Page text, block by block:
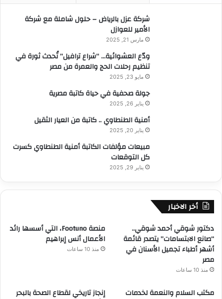
شركة عزل بالرياض – حلول شاملة مع شركة
الأمير للعوازل
مارس 21, 2025
ودّع العشوائية… “شراع ترافيل” تُحدث ثورة في
تنظيم رحلات الحج والعمرة من مصر
مايو 23, 2025
جولة صحفية في حياة كاتبة مصرية
يناير 26, 2025
أمنية الطنطاوي .. كاتبة من العيار الثقيل
يناير 20, 2025
مبيعات مؤلفات الكاتبة أمنية الطنطاوي كسرت
كل التوقعات
يناير 29, 2025
أخر الاخبار
دكتور شوقي أحمد شوقي..
“صانع الابتسامات” يتصدر قائمة
أشهر أطباء تجميل الأسنان في
مصر
منذ 10 ساعات
منصة Footuno، التي أسسها رائد
الأعمال أنس إبراهيم
منذ 10 ساعات
مكتب السلام والنعمة لخدمات
إنجاز تاريخي لقطاع الصحة بالبحر